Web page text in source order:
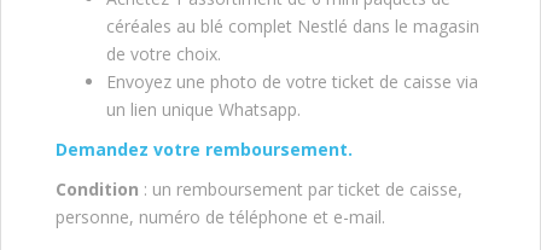
céréales au blé complet Nestlé dans le magasin
de votre choix.
Envoyez une photo de votre ticket de caisse via
un lien unique Whatsapp.
Demandez votre remboursement.
Condition : un remboursement par ticket de caisse,
personne, numéro de téléphone et e-mail.